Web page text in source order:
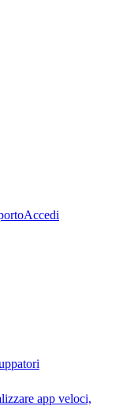
Accedi
app veloci,